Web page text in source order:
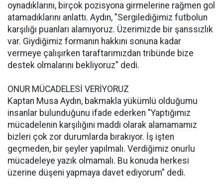
oynadıklarını, birçok pozisyona girmelerine rağmen gol
atamadıklarını anlattı. Aydın, "Sergilediğimiz futbolun
karşılığı puanları alamıyoruz. Üzerimizde bir şanssızlık
var. Giydiğimiz formanın hakkını sonuna kadar
vermeye çalışırken taraftarımızdan tribünde bize
destek olmalarını bekliyoruz" dedi.
ONUR MÜCADELESİ VERİYORUZ
Kaptan Musa Aydın, bakmakla yükümlü olduğumu
insanlar bulunduğunu ifade ederken "Yaptığımız
mücadelenin karşılığını maddi olarak alamamamız
bizleri çok zor durumlarda bırakıyor. İş işten
geçmeden, bir şeyler yapılmalı. Verdiğimiz onurlu
mücadeleye yazık olmamalı. Bu konuda herkesi
üzerine düşeni yapmaya davet ediyorum" dedi.